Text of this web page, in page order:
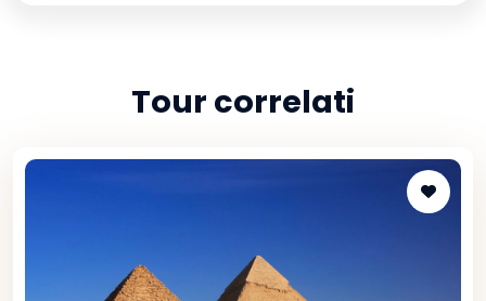
Tour correlati